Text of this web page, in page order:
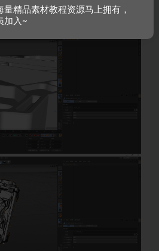
精品素材教程资源马上拥有，
加入~